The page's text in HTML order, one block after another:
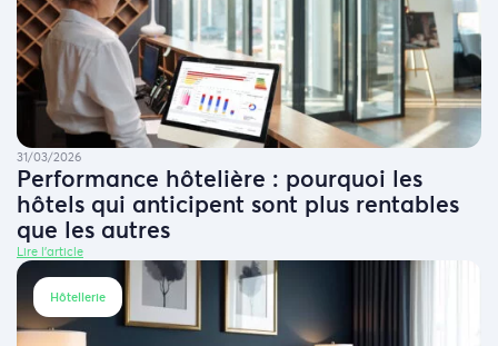
31/03/2026
Performance hôtelière : pourquoi les
hôtels qui anticipent sont plus rentables
que les autres
Lire l'article
Hôtellerie